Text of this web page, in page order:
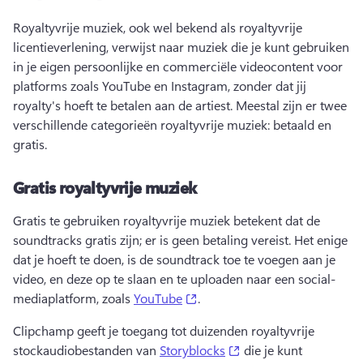
Royaltyvrije muziek, ook wel bekend als royaltyvrije
licentieverlening, verwijst naar muziek die je kunt gebruiken
in je eigen persoonlijke en commerciële videocontent voor
platforms zoals YouTube en Instagram, zonder dat jij
royalty's hoeft te betalen aan de artiest. Meestal zijn er twee
verschillende categorieën royaltyvrije muziek: betaald en
gratis.
Gratis royaltyvrije muziek
Gratis te gebruiken royaltyvrije muziek betekent dat de
soundtracks gratis zijn; er is geen betaling vereist. Het enige
dat je hoeft te doen, is de soundtrack toe te voegen aan je
video, en deze op te slaan en te uploaden naar een social-
mediaplatform, zoals YouTube (opens in a new tab)
.
Clipchamp geeft je toegang tot duizenden royaltyvrije
stockaudiobestanden van Storyblocks (opens in a new tab)
die je kunt